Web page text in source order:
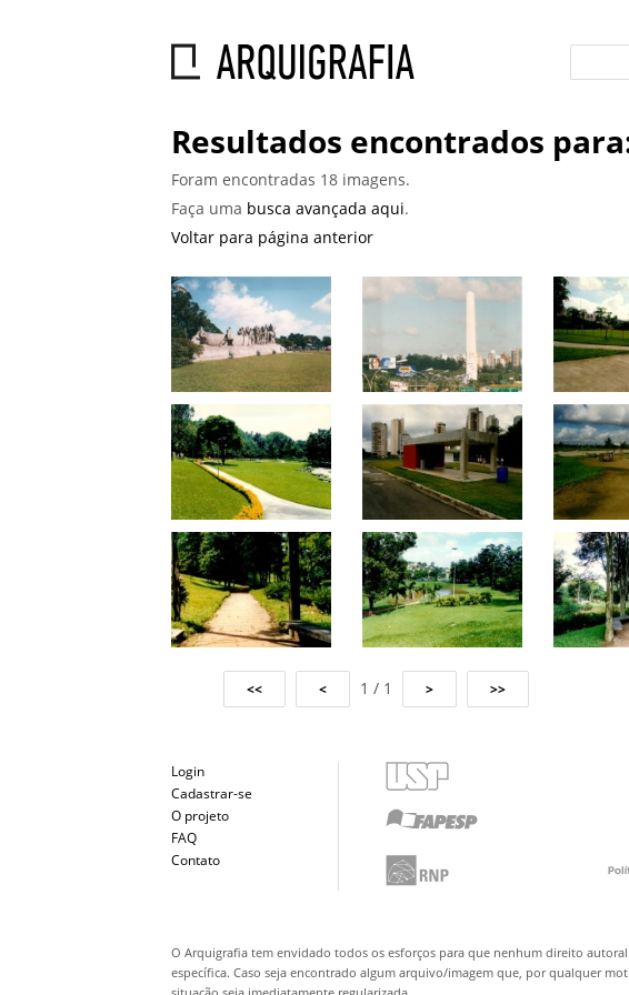
Resultados encontrados
Foram encontradas 18 imagens.
Faça uma busca avançada aqui.
Voltar para página anterior
1 / 1
Login
Cadastrar-se
O projeto
FAQ
Contato
O Arquigrafia tem envidado todos os esforços para que nenhum direito
específica. Caso seja encontrado algum arquivo/imagem que, por qualquer